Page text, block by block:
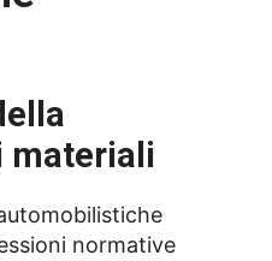
materiali
normative